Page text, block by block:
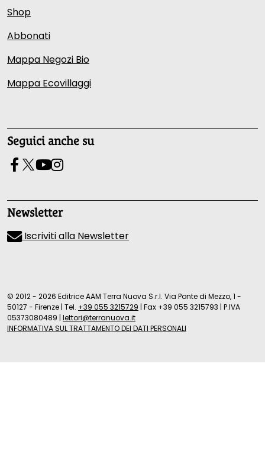
Shop
Abbonati
Mappa Negozi Bio
Mappa Ecovillaggi
Seguici anche su
Newsletter
Iscriviti alla Newsletter
© 2012 - 2026 Editrice AAM Terra Nuova S.r.l. Via Ponte di Mezzo, 1 -
50127 - Firenze | Tel. +39 055 3215729 | Fax +39 055 3215793 | P.IVA
05373080489 | lettori@terranuova.it
INFORMATIVA SUL TRATTAMENTO DEI DATI PERSONALI